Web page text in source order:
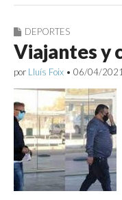
DEPORTES
Viajantes y
por Lluís Foix • 06/04/2021